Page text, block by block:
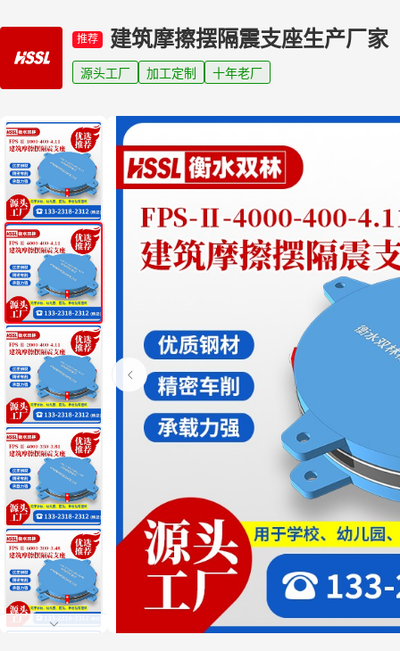
推荐 建筑摩擦摆隔震支座生产厂家
源头工厂 加工定制 十年老厂